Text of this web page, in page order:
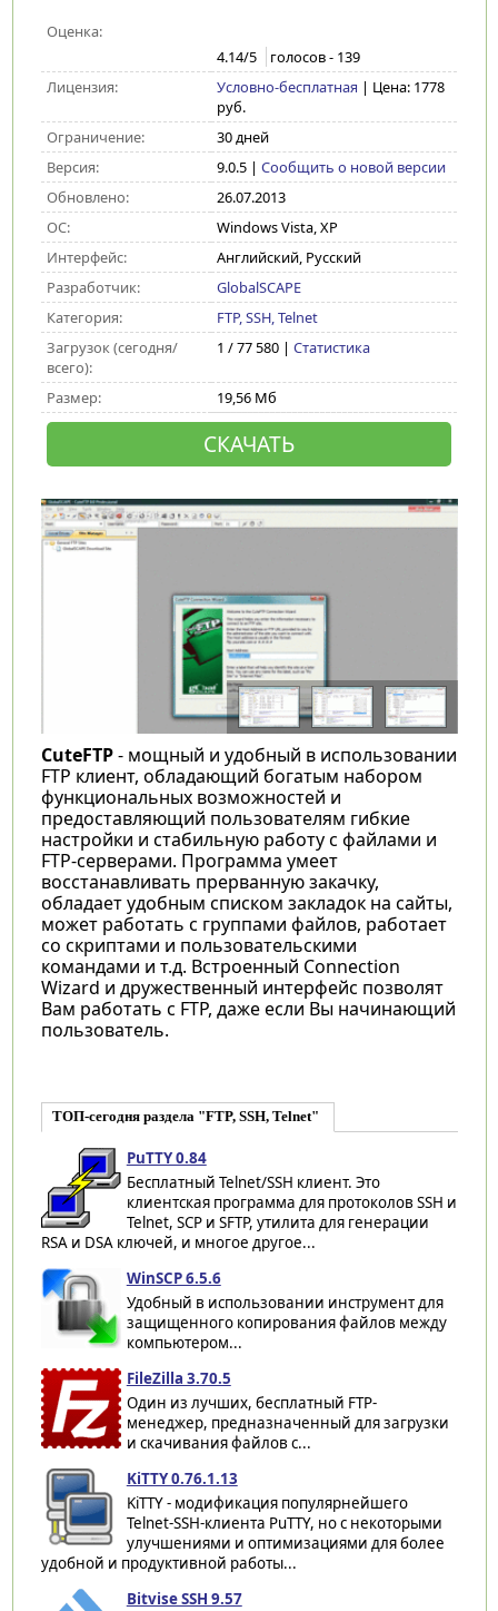
Оценка:
4.14/5 голосов - 139
Лицензия:
Условно-бесплатная | Цена: 1778
руб.
Ограничение:
30 дней
Версия:
9.0.5| Сообщить о новой версии
Обновлено:
26.07.2013
ОС:
Windows Vista, XP
Интерфейс:
Английский, Русский
Разработчик:
GlobalSCAPE
Категория:
FTP, SSH, Telnet
Загрузок (сегодня/
всего):
1 / 77 580 | Статистика
Размер: 19,56 Мб
СКАЧАТЬ
CuteFTP- мощный и удобный в использовании
FTP клиент, обладающий богатым набором
функциональных возможностей и
предоставляющий пользователям гибкие
настройки и стабильную работу с файлами и
FTP-серверами. Программа умеет
восстанавливать прерванную закачку,
обладает удобным списком закладок на сайты,
может работать с группами файлов, работает
со скриптами и пользовательскими
командами и т.д. Встроенный Connection
Wizard и дружественный интерфейс позволят
Вам работать с FTP, даже если Вы начинающий
пользователь.
ТОП-сегодня раздела "FTP, SSH, Telnet"
PuTTY 0.84
Бесплатный Telnet/SSH клиент. Это
клиентская программа для протоколов SSH и
Telnet, SCP и SFTP, утилита для генерации
RSA и DSA ключей, и многое другое...
WinSCP 6.5.6
Удобный в использовании инструмент для
защищенного копирования файлов между
компьютером...
FileZilla 3.70.5
Один из лучших, бесплатный FTP-
менеджер, предназначенный для загрузки
и скачивания файлов с...
KiTTY 0.76.1.13
KiTTY - модификация популярнейшего
Telnet-SSH-клиента PuTTY, но с некоторыми
улучшениями и оптимизациями для более
удобной и продуктивной работы...
Bitvise SSH 9.57